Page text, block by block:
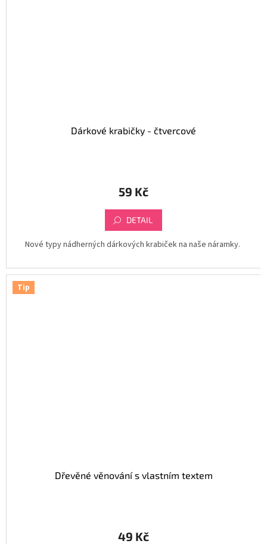
Dárkové krabičky - čtvercové
59 Kč
DETAIL
Nové typy nádherných dárkových krabiček na naše náramky.
Tip
Dřevěné věnování s vlastním textem
49 Kč